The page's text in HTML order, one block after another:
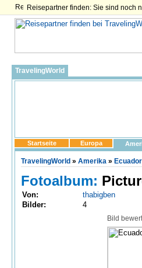
Reisepartner finden: Sie sind noch
TravelingWorld
Startseite Europa
TravelingWorld » Amerika » Ecuador
Fotoalbum:
Von:
thabigben
Bilder:
4
Bild